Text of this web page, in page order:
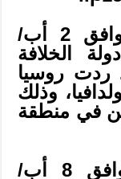
* 2 رمضان 1264 هـ الموافق 2 أب/
دولة الخلافة
ردت روسيا
وذلك
في منطقة
* 4 رمضان 927 هـ الموافق 8 أب/